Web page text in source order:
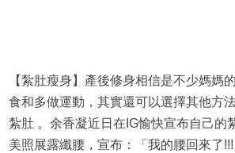
【紮肚瘦身】產後修身相信是不少媽媽
食和多做運動，其實還可以選擇其他方
紮肚 。余香凝近日在IG愉快宣布自己的
美照展露纖腰，宣布：「我的腰回來了